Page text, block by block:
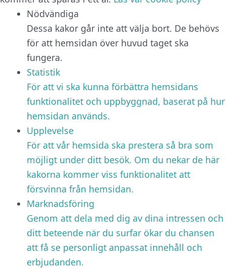
Nödvändiga
Dessa kakor går inte att välja bort. De behövs
för att hemsidan över huvud taget ska
fungera.
Statistik
För att vi ska kunna förbättra hemsidans
funktionalitet och uppbyggnad, baserat på hur
hemsidan används.
Upplevelse
För att vår hemsida ska prestera så bra som
möjligt under ditt besök. Om du nekar de här
kakorna kommer viss funktionalitet att
försvinna från hemsidan.
Marknadsföring
Genom att dela med dig av dina intressen och
ditt beteende när du surfar ökar du chansen
att få se personligt anpassat innehåll och
erbjudanden.